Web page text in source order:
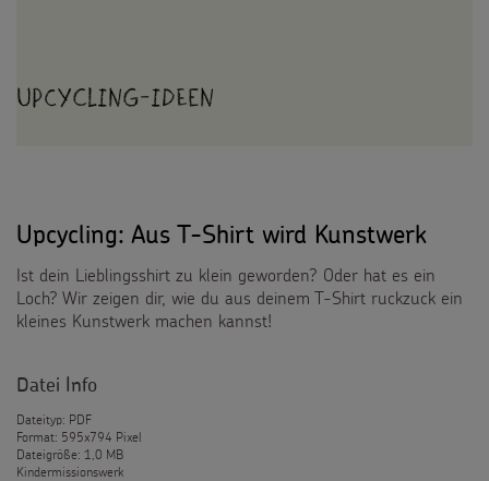
Upcycling-Ideen
Upcycling: Aus T-Shirt wird Kunstwerk
Ist dein Lieblingsshirt zu klein geworden? Oder hat es ein
Loch? Wir zeigen dir, wie du aus deinem T-Shirt ruckzuck ein
kleines Kunstwerk machen kannst!
Datei Info
Dateityp: PDF
Format: 595x794 Pixel
Dateigröße: 1,0 MB
Kindermissionswerk